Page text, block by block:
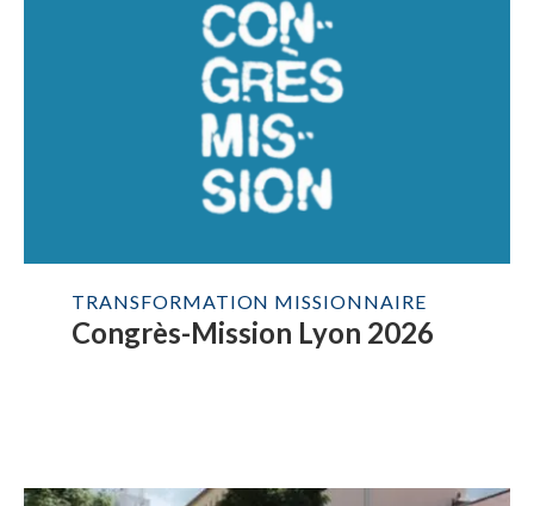
TRANSFORMATION MISSIONNAIRE
Congrès-Mission Lyon 2026